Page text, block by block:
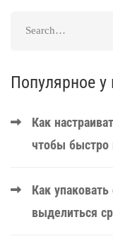
Популярное у
Как
чтобы быстро
Как
выделиться